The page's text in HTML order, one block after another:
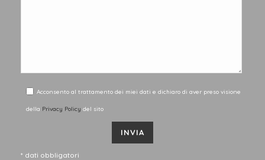
Acconsento al trattamento dei miei dati e dichiaro di aver preso visione
della Privacy Policy del sito
* dati obbligatori